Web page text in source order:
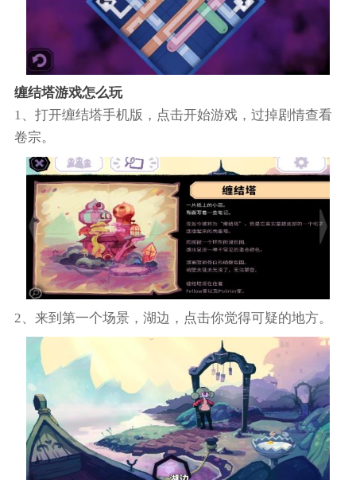
缠结塔游戏怎么玩
1、打开缠结塔手机版，点击开始游戏，过掉剧情查看
卷宗。
2、来到第一个场景，湖边，点击你觉得可疑的地方。